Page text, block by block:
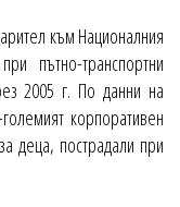
към Националния
пътно-транспортни
2005 г. По данни на
корпоративен
деца, пострадали при